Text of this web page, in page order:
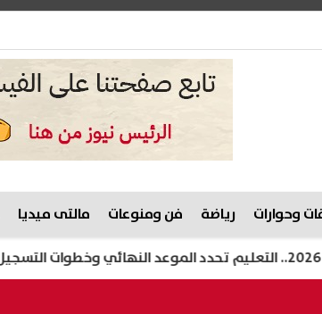
وحوارات رياضة فن ومنوعات مالتى ميديا